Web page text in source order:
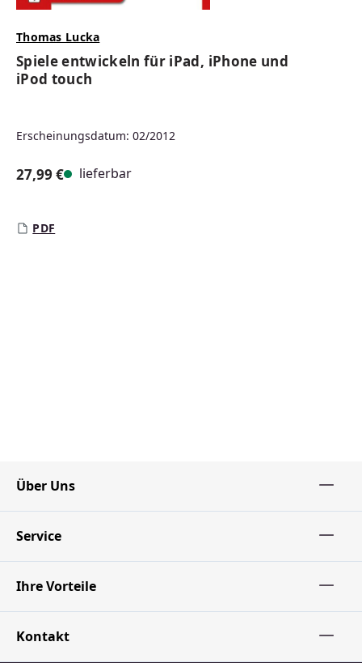
Thomas Lucka
Spiele entwickeln für iPad, iPhone und
iPod touch
Erscheinungsdatum: 02/2012
27,99 € lieferbar
PDF
Über Uns
Service
Ihre Vorteile
Kontakt